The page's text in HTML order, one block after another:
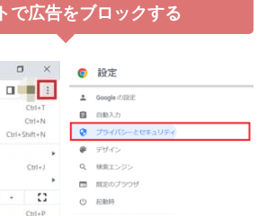
で広告をブロックする